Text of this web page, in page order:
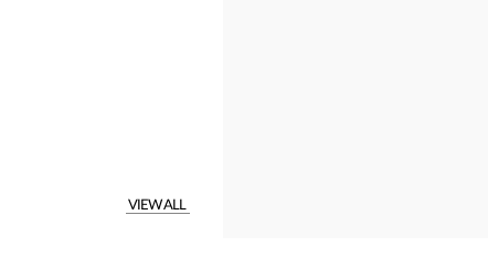
VIEW ALL